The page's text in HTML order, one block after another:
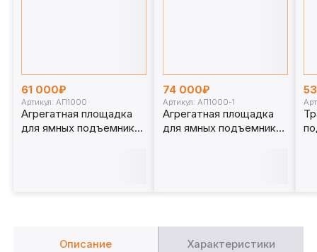
61 000₽
Артикул: АП1000
Агрегатная площадка
для ямных подъемников
74 000₽
Артикул: АП1000-1
Агрегатная площадка
для ямных подъемников
Описание Характеристики